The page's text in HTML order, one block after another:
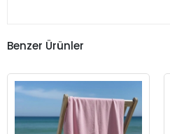
Benzer Ürünler